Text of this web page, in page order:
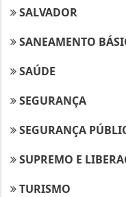
SALVADOR
SANEAMENTO
SAÚDE
SEGURANÇA
SEGURANÇA
SUPREMO E
TURISMO